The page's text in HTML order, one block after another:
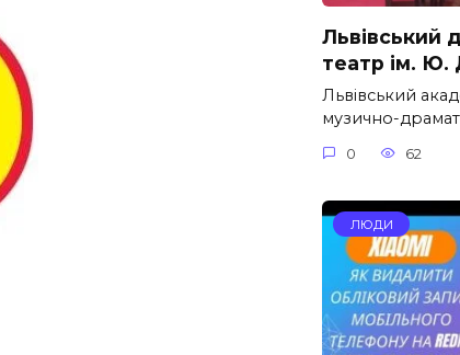
Львівський
театр ім. Ю.
Львівський
музично-
0 62
ЛЮДИ